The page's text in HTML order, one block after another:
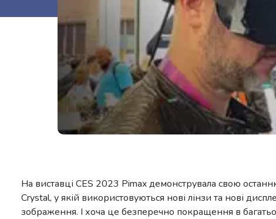
На виставці CES 2023 Pimax демонструвала свою
Crystal, у якій використовуються нові лінзи та нові
зображення. І хоча це безперечно покращення в